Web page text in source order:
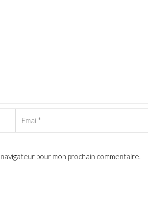
pour mon prochain commentaire.